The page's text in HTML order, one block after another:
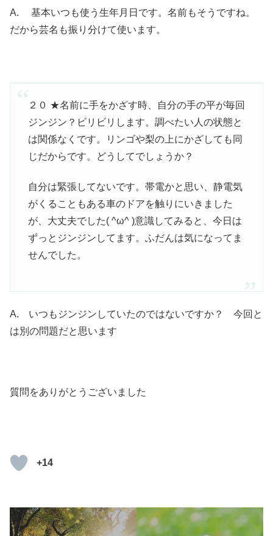
A. 基本いつも使う生年月日です。名前もそうですね。
だから芸名も振り分けて使います。
２０ ★名前に手をかざす時、自分の手の平が毎回
ジンジン？ビリビリします。調べたい人の状態と
は関係なくです。リンゴや梨の上にかざしても同
じだからです。どうしてでしょうか？
自分は緊張してないです。帯電かと思い、静電気
がくることもある車のドアを触りにいきました
が、大丈夫でした( ^ω^ )意識してみると、今日は
ずっとジンジンしてます。ふだんは気になってま
せんでした。
A. いつもジンジンしていたのではないですか？ 今回と
は別の問題だと思います
質問をありがとうございました
+14